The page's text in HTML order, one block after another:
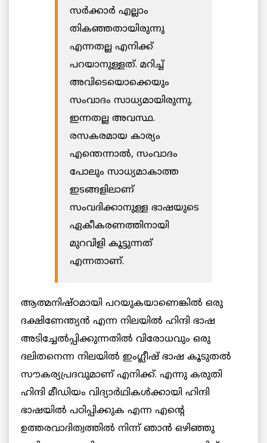
സർക്കാർ എല്ലാം
തികഞ്ഞതായിരുന്നു
എന്നതല്ല എനിക്ക്
പറയാനുള്ളത്. മറിച്ച്
അവിടെയൊക്കെയും
സംവാദം സാധ്യമായിരുന്നു.
ഇന്നതല്ല അവസ്ഥ.
രസകരമായ കാര്യം
എന്തെന്നാൽ, സംവാദം
പോലും സാധ്യമാകാത്ത
ഇടങ്ങളിലാണ്
സംവദിക്കാനുള്ള ഭാഷയുടെ
ഏകീകരണത്തിനായി
മുറവിളി കൂട്ടുന്നത്
എന്നതാണ്.
ആത്മനിഷ്ഠമായി പറയുകയാണെങ്കിൽ ഒരു
ദക്ഷിണേന്ത്യൻ എന്ന നിലയിൽ ഹിന്ദി ഭാഷ
അടിച്ചേൽപ്പിക്കുന്നതിൽ വിരോധവും ഒരു
ദലിതനെന്ന നിലയിൽ ഇംഗ്ലീഷ് ഭാഷ കൂടുതൽ
സൗകര്യപ്രദവുമാണ് എനിക്ക്. എന്നു കരുതി
ഹിന്ദി മീഡിയം വിദ്യാർഥികൾക്കായി ഹിന്ദി
ഭാഷയിൽ പഠിപ്പിക്കുക എന്ന എന്റെ
ഉത്തരവാദിത്വത്തിൽ നിന്ന് ഞാൻ ഒഴിഞ്ഞു